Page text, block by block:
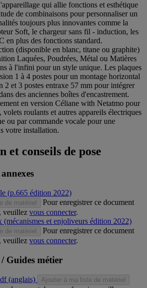
qui allie fonctions et esthétique
de combinaisons pour personnaliser un
toujours plus innovantes comme la
Soft, le chargeur sans fil - induction, les
en plus des fonctions standard.
(disponible en blanc, titane ou graphite)
Laquées, Poudrées, Métal ou Matières
à l'infini pour un style unique. Les plaques
1 à 4 postes pour un montage horizontal
2 et 3 postes entraxe 57 mm pour intégrer
des anciennes boîtes d'encastrement.
en version Céliane with Netatmo pour
volets roulants et autres appareils électriques
ou par commande vocale pour une
votre installation.
et conseils de pose
(p.665 édition 2022)
de matériel
Pour enregistrer ce document
veuillez vous connecter.
(mécanismes et enjoliveurs édition 2022)
de matériel
Pour enregistrer ce document
veuillez vous connecter.
Guides métier
(anglais) Ajouter à ma liste de matériel